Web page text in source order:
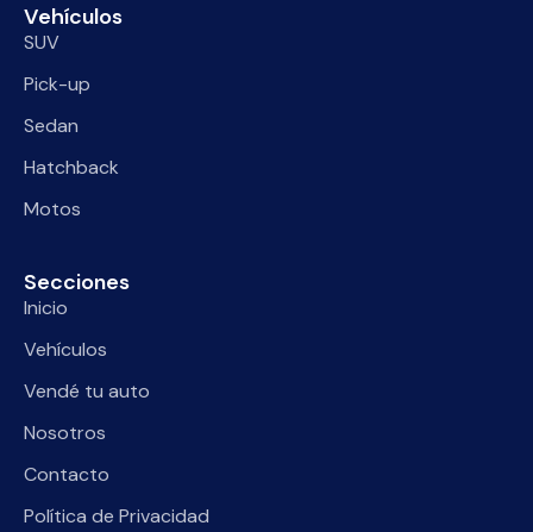
Vehículos
SUV
Pick-up
Sedan
Hatchback
Motos
Secciones
Inicio
Vehículos
Vendé tu auto
Nosotros
Contacto
Política de Privacidad